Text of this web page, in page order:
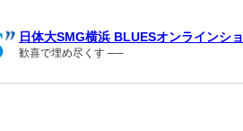
日体大SMG横浜 BLUESオンラインシ
歓喜で埋め尽くす ──